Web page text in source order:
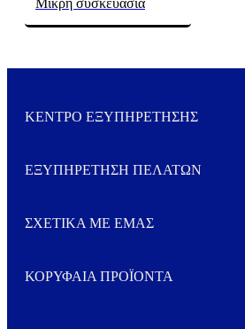
ΚΕΝΤΡΟ ΕΞΥΠΗΡΕΤΗΣΗΣ
ΕΞΥΠΗΡΕΤΗΣΗ ΠΕΛΑΤΩΝ
ΣΧΕΤΙΚΑ ΜΕ ΕΜΑΣ
ΚΟΡΥΦΑΙΑ ΠΡΟΪΟΝΤΑ